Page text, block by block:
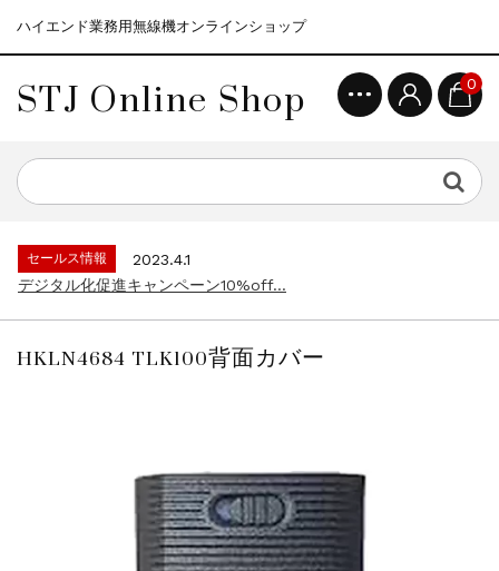
ハイエンド業務用無線機オンラインショップ
STJ Online Shop 0
モトローラ無線機本体キャンペーン15%o...
セールス情報
2023.4.10
セールス情報
2023.4.1
デジタル化促進キャンペーン10%off...
セールス情報
2023.4.10
2021.4.12
モトローラ無線機本体キャンペーン15%o...
HKLN4684 TLK100背面カバー